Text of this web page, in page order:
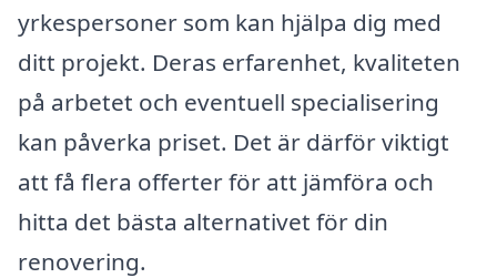
yrkespersoner som kan hjälpa dig med
ditt projekt. Deras erfarenhet, kvaliteten
på arbetet och eventuell specialisering
kan påverka priset. Det är därför viktigt
att få flera offerter för att jämföra och
hitta det bästa alternativet för din
renovering.